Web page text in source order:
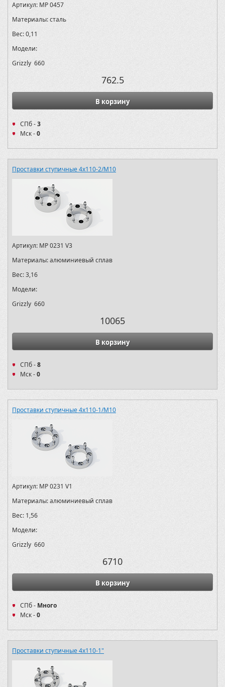
Артикул: MP 0457
Материалы:сталь
Вес:0,11
Модели:
Grizzly 660
762.5
В корзину
СПб -3
Мск -0
Проставки ступичные 4х110-2/M10
Артикул: MP 0231 V3
Материалы:алюминиевый сплав
Вес:3,16
Модели:
Grizzly 660
10065
В корзину
СПб -8
Мск -0
Проставки ступичные 4х110-1/M10
Артикул: MP 0231 V1
Материалы:алюминиевый сплав
Вес: 1,56
Модели:
Grizzly 660
6710
В корзину
СПб - Много
Мск -0
Проставки ступичные 4х110-1"